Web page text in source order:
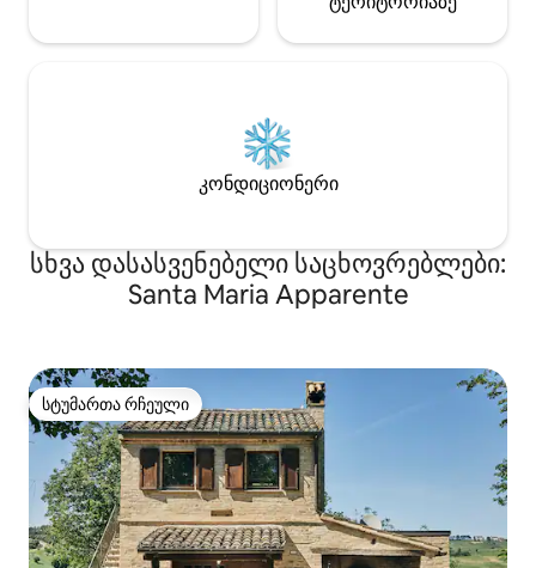
კონდიციონერი
სხვა დასასვენებელი საცხოვრებლები:
Santa Maria Apparente
სტუმართა რჩეული
სტუმართა რჩეული